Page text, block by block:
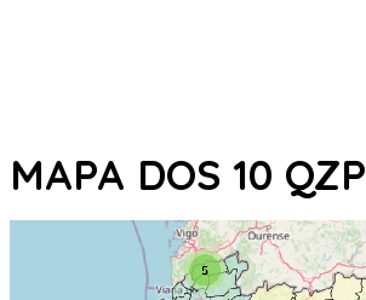
MAPA DOS 10 QZP